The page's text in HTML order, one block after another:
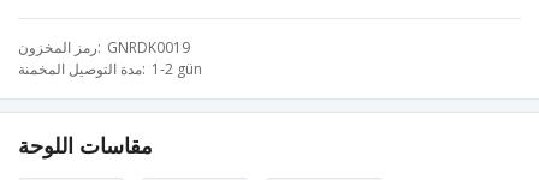
رمز المخزون GNRDK0019
مدة التوصيل المخمنة 1-2 gün
مقاسات اللوحة